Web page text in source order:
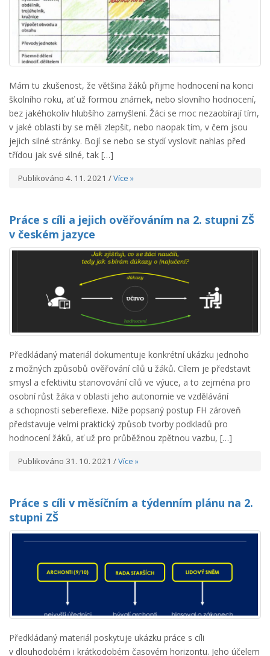
Mám tu zkušenost, že většina žáků přijme hodnocení na konci
školního roku, ať už formou známek, nebo slovního hodnocení,
bez jakéhokoliv hlubšího zamyšlení. Žáci se moc nezaobírají tím,
v jaké oblasti by se měli zlepšit, nebo naopak tím, v čem jsou
jejich silné stránky. Bojí se nebo se stydí vyslovit nahlas před
třídou jak své silné, tak […]
Publikováno 4. 11. 2021 /Více »
Práce s cíli a jejich ověřováním na 2. stupni ZŠ
v českém jazyce
Předkládaný materiál dokumentuje konkrétní ukázku jednoho
z možných způsobů ověřování cílů u žáků. Cílem je představit
smysl a efektivitu stanovování cílů ve výuce, a to zejména pro
osobní růst žáka v oblasti jeho autonomie ve vzdělávání
a schopnosti sebereflexe. Níže popsaný postup FH zároveň
představuje velmi praktický způsob tvorby podkladů pro
hodnocení žáků, ať už pro průběžnou zpětnou vazbu, […]
Publikováno 31. 10. 2021 /Více »
Práce s cíli v měsíčním a týdenním plánu na 2.
stupni ZŠ
Předkládaný materiál poskytuje ukázku práce s cíli
v dlouhodobém i krátkodobém časovém horizontu. Jeho účelem